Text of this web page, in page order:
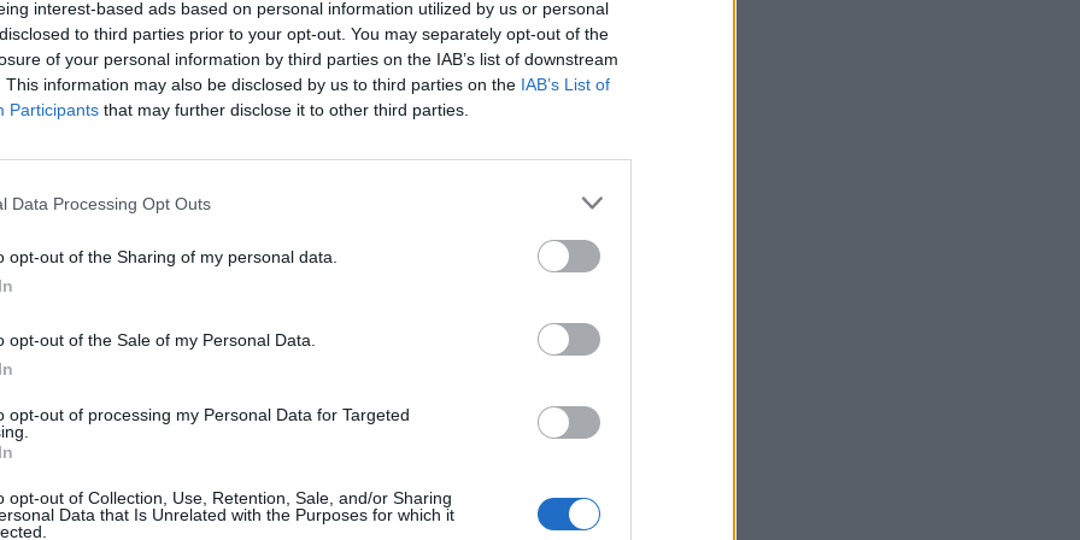
interest-based ads based on personal information utilized by us or personal
to third parties prior to your opt-out. You may separately opt-out of the
of your personal information by third parties on the IAB’s list of downstream
This information may also be disclosed by us to third parties on the IAB’s List of
Participants that may further disclose it to other third parties.
Data Processing Opt Outs
opt-out of the Sharing of my personal data.
opt-out of the Sale of my Personal Data.
opt-out of processing my Personal Data for Targeted
opt-out of Collection, Use, Retention, Sale, and/or Sharing
Data that Is Unrelated with the Purposes for which it
së Miroslav Lajçak gjatë një drekë pune në Prishtinë. Ne
e marrëdhënieve ndërmjet Kosovës dhe Serbisë dhe e
të mëtejshme dhe një platformë solide për të ecur
plani e të cilar do t’i adresojë në Bruksel.
mekanizmat zbatues dhe periudhën kohore do të
demokratike të orientimit evropian na japin
është pritur nga presidenti Aleksandar Vuçiq.
ka njoftuar se takimi me Lajçak ka qenë i hapur
Lajçak. Kur them hapur, këtë e them vërtet. Më kuptuat të